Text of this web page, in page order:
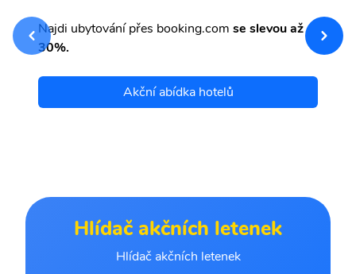
Najdi ubytování přes booking.com se slevou až
30%.
Akční abídka hotelů
Hlídač akčních letenek
Hlídač akčních letenek